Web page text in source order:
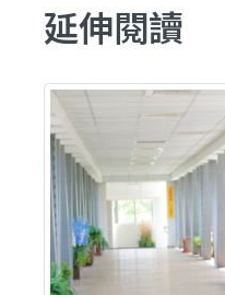
延伸閱讀